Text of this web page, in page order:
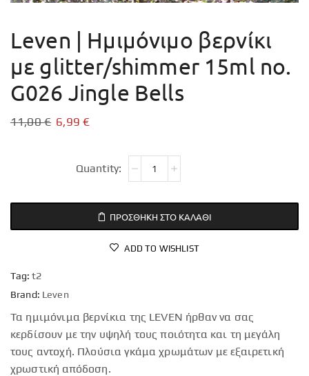
Leven | Ημιμόνιμο βερνίκι
με glitter/shimmer 15ml no.
G026 Jingle Bells
11,00€ 6,99€
ΠΡΟΣΘΉΚΗ ΣΤΟ ΚΑΛΆΘΙ
ADD TO WISHLIST
Tag: t2
Brand: Leven
Τα ημιμόνιμα βερνίκια της LEVEN ήρθαν να σας
κερδίσουν με την υψηλή τους ποιότητα και τη μεγάλη
τους αντοχή. Πλούσια γκάμα χρωμάτων με εξαιρετική
χρωστική απόδοση.